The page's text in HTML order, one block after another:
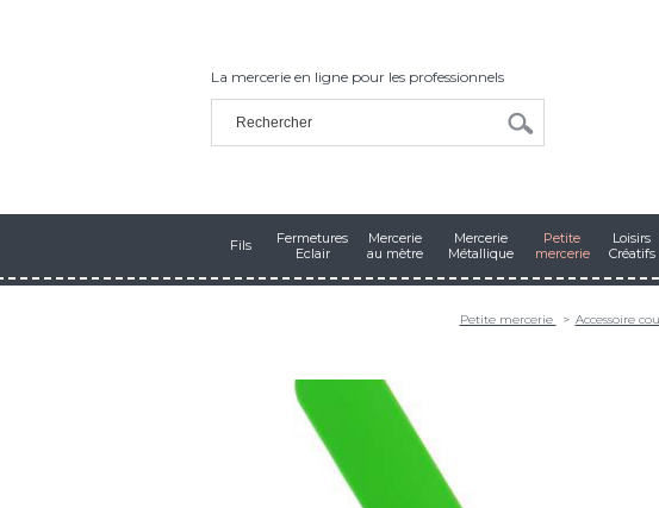
La mercerie en ligne pour les professionnels
Fils
Fermetures
Eclair
Mercerie
au mètre
Mercerie
Métallique
Petite
mercerie
Loisirs
Créatifs
Petite mercerie Accessoire